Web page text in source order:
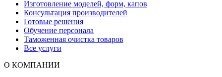
Изготовление моделей, форм, капов
Консультация производителей
Готовые решения
Обучение персонала
Таможенная очистка товаров
Все услуги
О КОМПАНИИ